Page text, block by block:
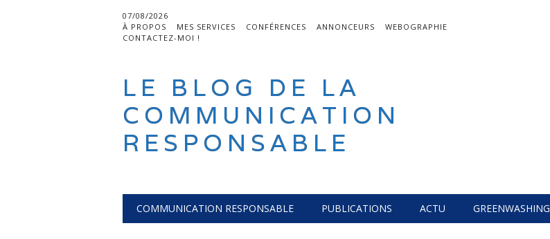
07/08/2026
À PROPOS
MES SERVICES CONFÉRENCES ANNONCEURS
WEBOGRAPHIE
CONTACTEZ-MOI !
LE BLOG DE LA
COMMUNICATION
RESPONSABLE
Main menu
COMMUNICATION RESPONSABLE PUBLICATIONS ACTU GREENWASHING